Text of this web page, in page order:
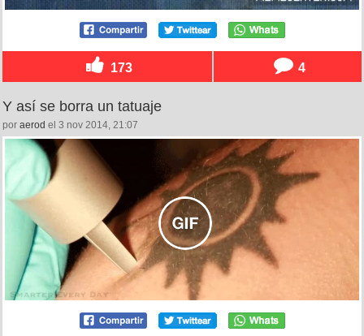
173 4
Y así se borra un tatuaje
por aerod el 3 nov 2014, 21:07